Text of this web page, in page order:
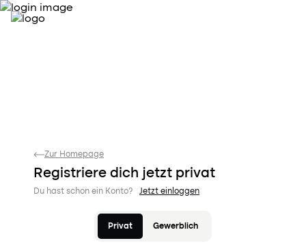
Zur Homepage
Registriere dich jetzt privat
Du hast schon ein Konto? Jetzt einloggen
Privat Gewerblich